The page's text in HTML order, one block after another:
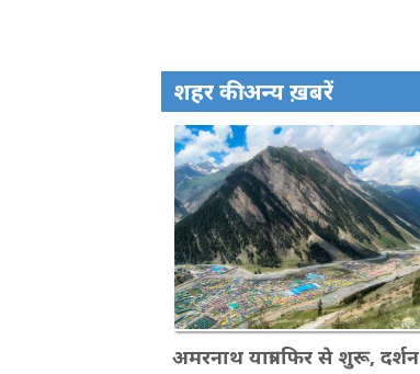
शहर की अन्य ख़बरें
अमरनाथ यात्रा फिर से शुरू, दर्शन